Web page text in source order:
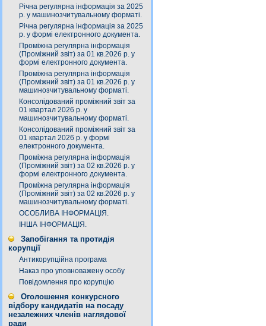
Річна регулярна інформація за 2025
р. у машинозчитувальному форматі.
Річна регулярна інформація за 2025
р. у формі електронного документа.
Проміжна регулярна інформація
(Проміжний звіт) за 01 кв.2026 р. у
формі електронного документа.
Проміжна регулярна інформація
(Проміжний звіт) за 01 кв.2026 р. у
машинозчитувальному форматі.
Консолідований проміжний звіт за
01 квартал 2026 р. у
машинозчитувальному форматі.
Консолідований проміжний звіт за
01 квартал 2026 р. у формі
електронного документа.
Проміжна регулярна інформація
(Проміжний звіт) за 02 кв.2026 р. у
формі електронного документа.
Проміжна регулярна інформація
(Проміжний звіт) за 02 кв.2026 р. у
машинозчитувальному форматі.
ОСОБЛИВА ІНФОРМАЦІЯ.
ІНША ІНФОРМАЦІЯ.
Запобігання та протидія
корупції
Антикорупційна програма
Наказ про уповноважену особу
Повідомлення про корупцію
Оголошення конкурсного
відбору кандидатів на посаду
незалежних членів наглядової
ради